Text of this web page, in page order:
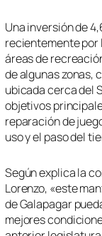
Una inversión de
recientemente por
áreas de
de algunas zonas,
ubicada cerca del
objetivos
reparación de
uso y el paso del
Según explica la
Lorenzo, «este
de Galapagar
mejores